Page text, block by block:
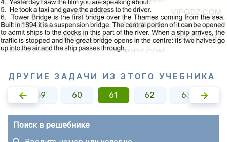
ДРУГИЕ ЗАДАЧИ ИЗ ЭТОГО УЧЕБНИКА
59 60 61 62 63
Поиск в решебнике